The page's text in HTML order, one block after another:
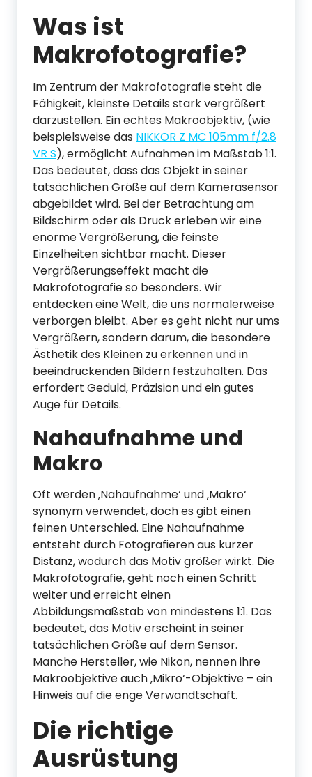
Was ist
Makrofotografie?
Im Zentrum der Makrofotografie steht die
Fähigkeit, kleinste Details stark vergrößert
darzustellen. Ein echtes Makroobjektiv, (wie
beispielsweise das NIKKOR Z MC 105mm f/2.8
VR S), ermöglicht Aufnahmen im Maßstab 1:1.
Das bedeutet, dass das Objekt in seiner
tatsächlichen Größe auf dem Kamerasensor
abgebildet wird. Bei der Betrachtung am
Bildschirm oder als Druck erleben wir eine
enorme Vergrößerung, die feinste
Einzelheiten sichtbar macht. Dieser
Vergrößerungseffekt macht die
Makrofotografie so besonders. Wir
entdecken eine Welt, die uns normalerweise
verborgen bleibt. Aber es geht nicht nur ums
Vergrößern, sondern darum, die besondere
Ästhetik des Kleinen zu erkennen und in
beeindruckenden Bildern festzuhalten. Das
erfordert Geduld, Präzision und ein gutes
Auge für Details.
Nahaufnahme und
Makro
Oft werden ‚Nahaufnahme‘ und ‚Makro‘
synonym verwendet, doch es gibt einen
feinen Unterschied. Eine Nahaufnahme
entsteht durch Fotografieren aus kurzer
Distanz, wodurch das Motiv größer wirkt. Die
Makrofotografie, geht noch einen Schritt
weiter und erreicht einen
Abbildungsmaßstab von mindestens 1:1. Das
bedeutet, das Motiv erscheint in seiner
tatsächlichen Größe auf dem Sensor.
Manche Hersteller, wie Nikon, nennen ihre
Makroobjektive auch ‚Mikro‘-Objektive – ein
Hinweis auf die enge Verwandtschaft.
Die richtige
Ausrüstung